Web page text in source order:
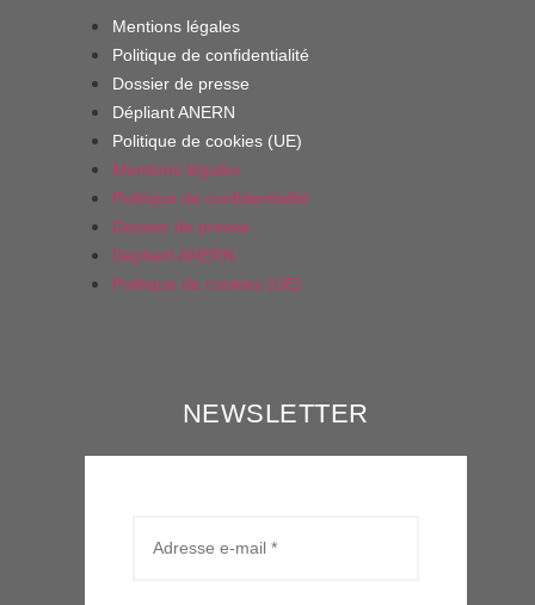
Mentions légales
Politique de confidentialité
Dossier de presse
Dépliant ANERN
Politique de cookies (UE)
Mentions légales
Politique de confidentialité
Dossier de presse
Dépliant ANERN
Politique de cookies (UE)
NEWSLETTER